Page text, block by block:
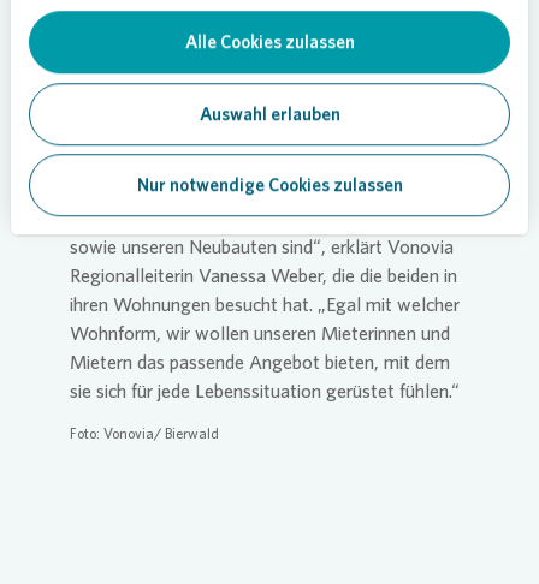
Alle Cookies zulassen
Auswahl erlauben
Nur notwendige Cookies zulassen
Objektbetreuer, unter der Woche vorbeikommt,
tauschen wir uns immer kurz über den Gartenzaun
aus“, erklärt die Mieterin.
„Mietergeschichten wie die von Herrn und Frau
Camps zeigen uns immer wieder, wie wichtig
barrierefreie Wohnungen in unserem Bestand
sowie unseren Neubauten sind“, erklärt Vonovia
Regionalleiterin Vanessa Weber, die die beiden in
ihren Wohnungen besucht hat. „Egal mit welcher
Wohnform, wir wollen unseren Mieterinnen und
Mietern das passende Angebot bieten, mit dem
sie sich für jede Lebenssituation gerüstet fühlen.“
Foto: Vonovia/ Bierwald